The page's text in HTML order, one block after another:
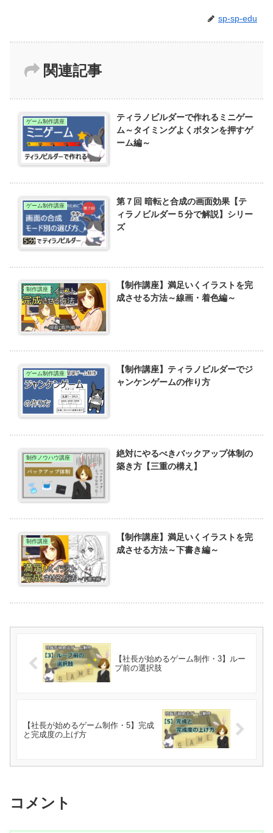
sp-sp-edu
関連記事
ゲーム制作講座
ティラノビルダーで作れるミニゲー
ム～タイミングよくボタンを押すゲ
ーム編～
ゲーム制作講座
第７回 暗転と合成の画面効果【テ
ィラノビルダー５分で解説】シリー
ズ
制作講座
【制作講座】満足いくイラストを完
成させる方法～線画・着色編～
ゲーム制作講座
【制作講座】ティラノビルダーでジ
ャンケンゲームの作り方
制作ノウハウ講座
絶対にやるべきバックアップ体制の
築き方【三重の構え】
制作講座
【制作講座】満足いくイラストを完
成させる方法～下書き編～
【社長が始めるゲーム制作・3】ルー
プ前の選択肢
【社長が始めるゲーム制作・5】完成
と完成度の上げ方
コメント